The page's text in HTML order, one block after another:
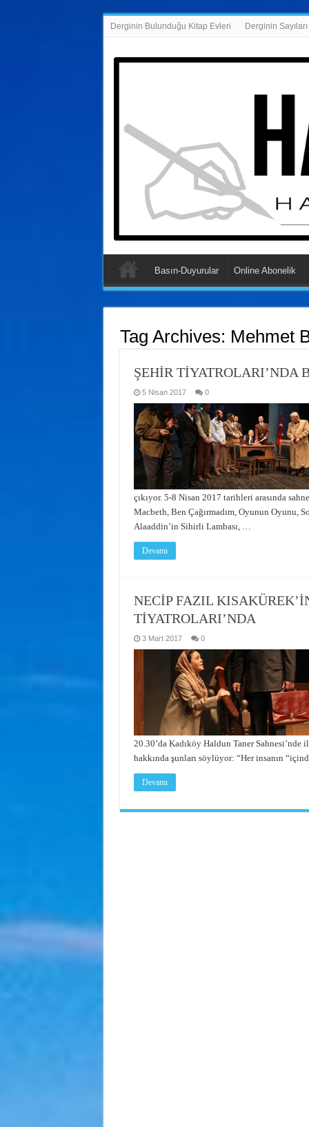
Derginin Bulunduğu Kitap Evleri Derginin Sayıları
Basın-Duyurular Online Abonelik
Tag Archives: Mehmet
ŞEHİR TİYATROLARI’NDA
5 Nisan 2017 0
çıkıyor. 5-8 Nisan 2017 tarihleri arasında
Macbeth, Ben Çağırmadım, Oyunun Oyunu,
Alaaddin’in Sihirli Lambası, …
Devamı
NECİP FAZIL
TİYATROLARI’NDA
3 Mart 2017 0
20.30’da Kadıköy Haldun Taner
hakkında şunları söylüyor: “Her insanın
Devamı